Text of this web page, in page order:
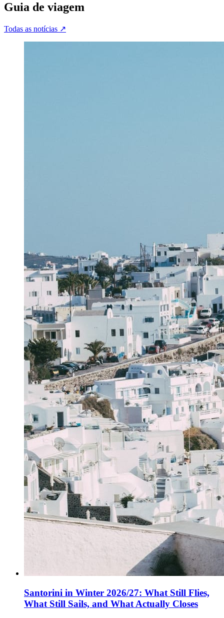
Guia de viagem
Todas as notícias ↗
Santorini in Winter 2026/27: What Still Flies,
What Still Sails, and What Actually Closes